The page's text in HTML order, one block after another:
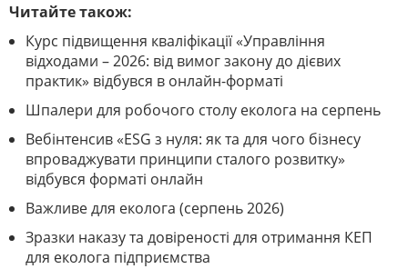
Читайте також:
Курс підвищення кваліфікації «Управління
відходами – 2026: від вимог закону до дієвих
практик» відбувся в онлайн-форматі
Шпалери для робочого столу еколога на серпень
Вебінтенсив «ESG з нуля: як та для чого бізнесу
впроваджувати принципи сталого розвитку»
відбувся форматі онлайн
Важливе для еколога (серпень 2026)
Зразки наказу та довіреності для отримання КЕП
для еколога підприємства